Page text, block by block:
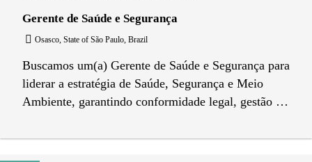
Gerente de Saúde e Segurança
Osasco, State of São Paulo, Brazil
Buscamos um(a) Gerente de Saúde e Segurança para
liderar a estratégia de Saúde, Segurança e Meio
Ambiente, garantindo conformidade legal, gestão de
todas as operações da companhia. A posição exige